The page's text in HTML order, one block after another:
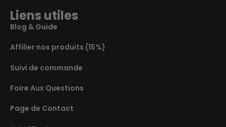
Liens utiles
Blog & Guide
Affilier nos produits (15%)
Suivi de commande
Foire Aux Questions
Page de Contact